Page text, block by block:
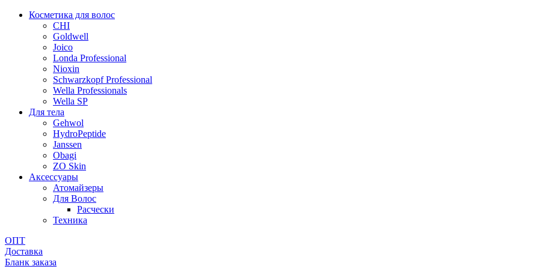
Косметика для волос
CHI
Goldwell
Joico
Londa Professional
Nioxin
Schwarzkopf Professional
Wella Professionals
Wella SP
Для тела
Gehwol
HydroPeptide
Janssen
Obagi
ZO Skin
Aксессуары
Атомайзеры
Для Волос
Расчески
Техника
ОПТ
Доставка
Бланк заказа